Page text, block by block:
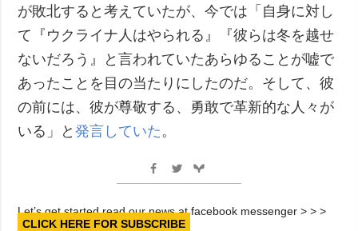
が敗北すると考えていたが、今では「自身に対し
て『ウクライナ人はやられる』『彼らは冬を越せ
ないだろう』と言われていたあらゆることが嘘で
あったことを目の当たりにしたのだ。そして、彼
の前には、彼が尊敬する、勇敢で革新的な人々が
いる」と発言していた 。
Let’s get started read our news at facebook messenger > > >
CLICK HERE FOR SUBSCRIBE